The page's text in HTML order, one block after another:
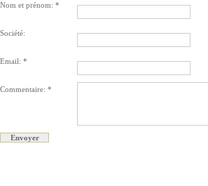
Nom et prénom: *
Société:
Email: *
Commentaire: *